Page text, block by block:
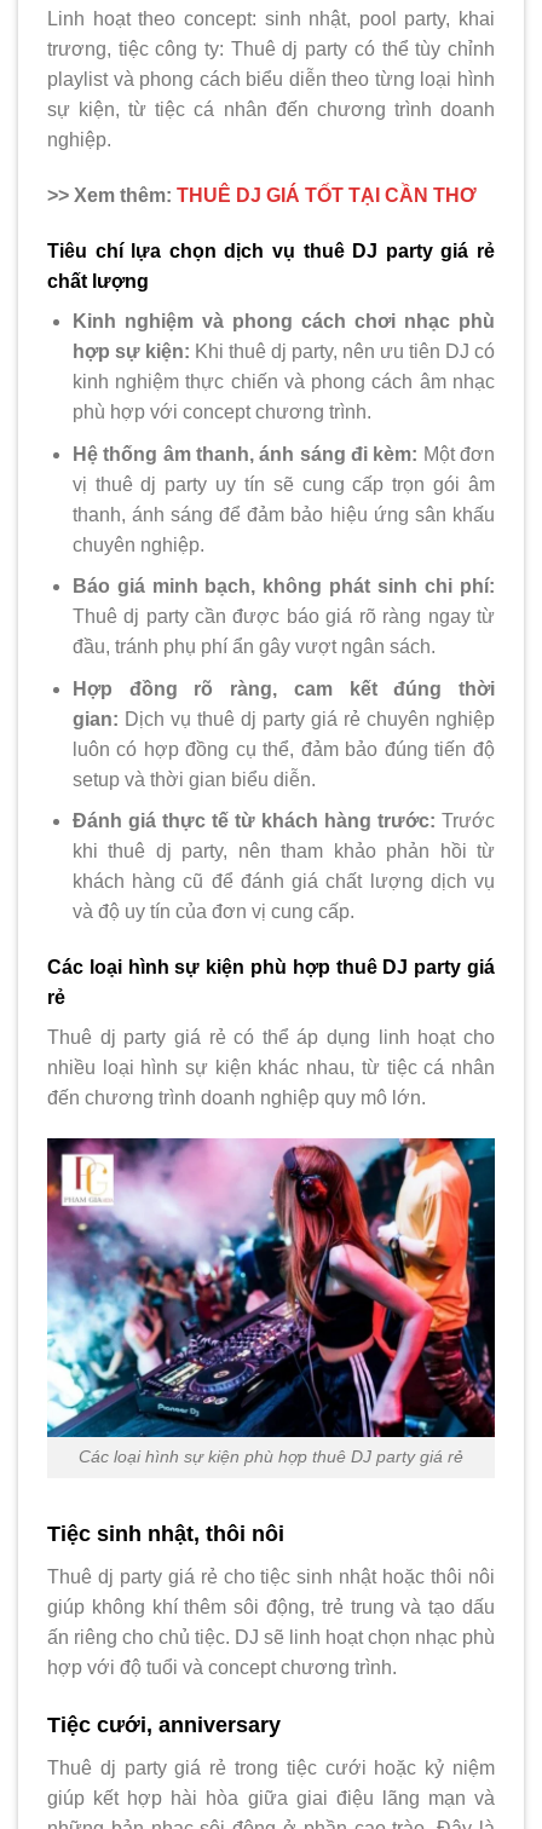
Linh hoạt theo concept: sinh nhật, pool party, khai
trương, tiệc công ty: Thuê dj party có thể tùy chỉnh
playlist và phong cách biểu diễn theo từng loại hình
sự kiện, từ tiệc cá nhân đến chương trình doanh
nghiệp.
>> Xem thêm: THUÊ DJ GIÁ TỐT TẠI CẦN THƠ
Tiêu chí lựa chọn dịch vụ thuê DJ party giá rẻ
chất lượng
Kinh nghiệm và phong cách chơi nhạc phù
hợp sự kiện: Khi thuê dj party, nên ưu tiên DJ có
kinh nghiệm thực chiến và phong cách âm nhạc
phù hợp với concept chương trình.
Hệ thống âm thanh, ánh sáng đi kèm: Một đơn
vị thuê dj party uy tín sẽ cung cấp trọn gói âm
thanh, ánh sáng để đảm bảo hiệu ứng sân khấu
chuyên nghiệp.
Báo giá minh bạch, không phát sinh chi phí:
Thuê dj party cần được báo giá rõ ràng ngay từ
đầu, tránh phụ phí ẩn gây vượt ngân sách.
Hợp đồng rõ ràng, cam kết đúng thời
gian: Dịch vụ thuê dj party giá rẻ chuyên nghiệp
luôn có hợp đồng cụ thể, đảm bảo đúng tiến độ
setup và thời gian biểu diễn.
Đánh giá thực tế từ khách hàng trước: Trước
khi thuê dj party, nên tham khảo phản hồi từ
khách hàng cũ để đánh giá chất lượng dịch vụ
và độ uy tín của đơn vị cung cấp.
Các loại hình sự kiện phù hợp thuê DJ party giá
rẻ
Thuê dj party giá rẻ có thể áp dụng linh hoạt cho
nhiều loại hình sự kiện khác nhau, từ tiệc cá nhân
đến chương trình doanh nghiệp quy mô lớn.
Các loại hình sự kiện phù hợp thuê DJ party giá rẻ
Tiệc sinh nhật, thôi nôi
Thuê dj party giá rẻ cho tiệc sinh nhật hoặc thôi nôi
giúp không khí thêm sôi động, trẻ trung và tạo dấu
ấn riêng cho chủ tiệc. DJ sẽ linh hoạt chọn nhạc phù
hợp với độ tuổi và concept chương trình.
Tiệc cưới, anniversary
Thuê dj party giá rẻ trong tiệc cưới hoặc kỷ niệm
giúp kết hợp hài hòa giữa giai điệu lãng mạn và